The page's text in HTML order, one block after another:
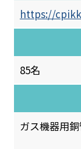
https://
85名
ガス機器用